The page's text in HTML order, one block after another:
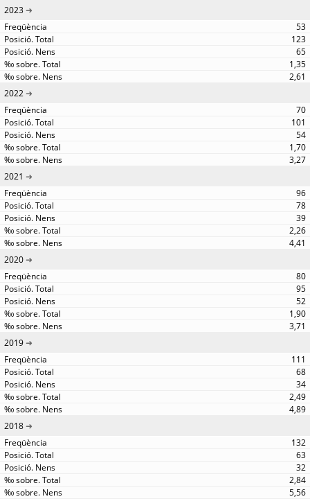
2023
53
123
65
1,35
2,61
2022
70
101
54
1,70
3,27
2021
96
78
39
2,26
4,41
2020
80
95
52
1,90
3,71
2019
111
68
34
2,49
4,89
2018
132
63
32
2,84
5,56